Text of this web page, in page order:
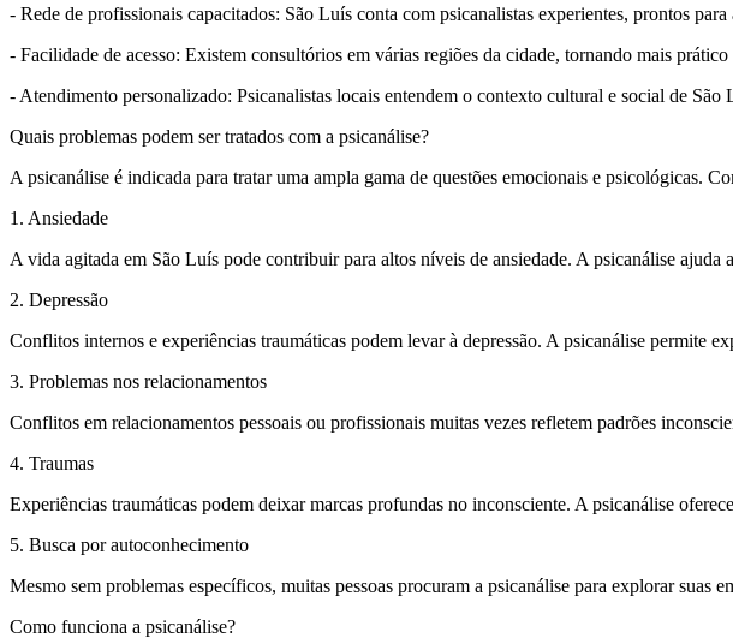
- Rede de profissionais capacitados: São Luís conta com psicanalistas experientes, prontos para
- Facilidade de acesso: Existem consultórios em várias regiões da cidade, tornando mais prático
- Atendimento personalizado: Psicanalistas locais entendem o contexto cultural e social de
Quais problemas podem ser tratados com a psicanálise?
A psicanálise é indicada para tratar uma ampla gama de questões emocionais e psicológicas.
1. Ansiedade
A vida agitada em São Luís pode contribuir para altos níveis de ansiedade. A psicanálise
2. Depressão
Conflitos internos e experiências traumáticas podem levar à depressão. A psicanálise permite
3. Problemas nos relacionamentos
Conflitos em relacionamentos pessoais ou profissionais muitas vezes refletem padrões
4. Traumas
Experiências traumáticas podem deixar marcas profundas no inconsciente. A psicanálise
5. Busca por autoconhecimento
Mesmo sem problemas específicos, muitas pessoas procuram a psicanálise para explorar
Como funciona a psicanálise?